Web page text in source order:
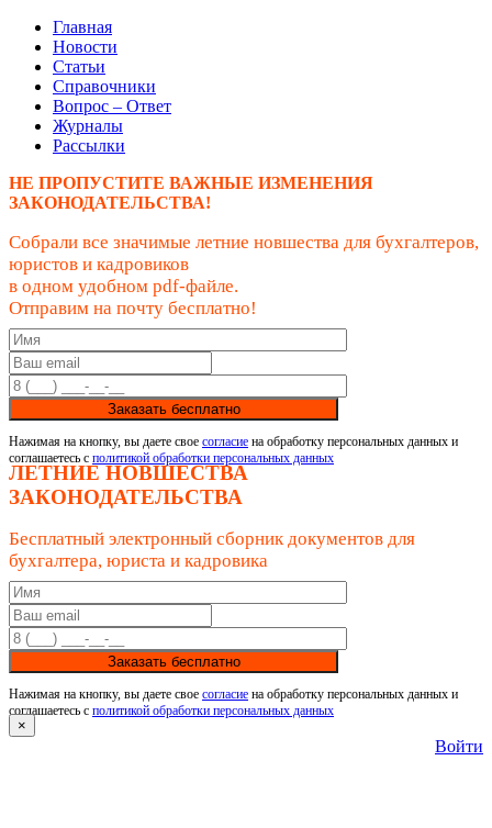
Главная
Новости
Статьи
Справочники
Вопрос – Ответ
Журналы
Рассылки
НЕ ПРОПУСТИТЕ ВАЖНЫЕ ИЗМЕНЕНИЯ
ЗАКОНОДАТЕЛЬСТВА!
Собрали все значимые летние новшества для бухгалтеров,
юристов и кадровиков
в одном удобном pdf-файле.
Отправим на почту бесплатно!
Заказать бесплатно
Нажимая на кнопку, вы даете свое согласие на обработку персональных данных и
соглашаетесь с политикой обработки персональных данных
ЛЕТНИЕ НОВШЕСТВА
ЗАКОНОДАТЕЛЬСТВА
Бесплатный электронный сборник документов для
бухгалтера, юриста и кадровика
Заказать бесплатно
Нажимая на кнопку, вы даете свое согласие на обработку персональных данных и
соглашаетесь с политикой обработки персональных данных
×
Войти